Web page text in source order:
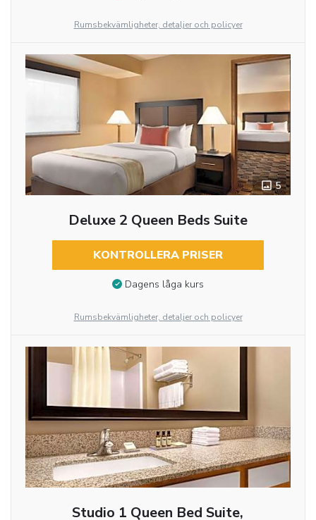
Rumsbekvämligheter, detaljer och policyer
5
Deluxe 2 Queen Beds Suite
KONTROLLERA PRISER
Dagens låga kurs
Rumsbekvämligheter, detaljer och policyer
Studio 1 Queen Bed Suite,